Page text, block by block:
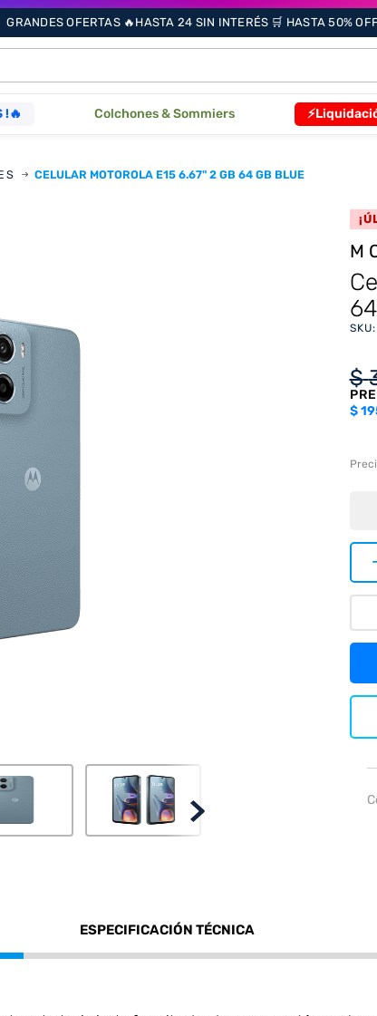
GRANDES OFERTAS 🔥HASTA 24 SIN INTERÉS 🛒 HASTA 50% OFF
!🔥 Colchones & Sommiers
CELULAR MOTOROLA E15 6.67" 2 GB 64 GB BLUE
SKU:
$
$
ESPECIFICACIÓN TÉCNICA